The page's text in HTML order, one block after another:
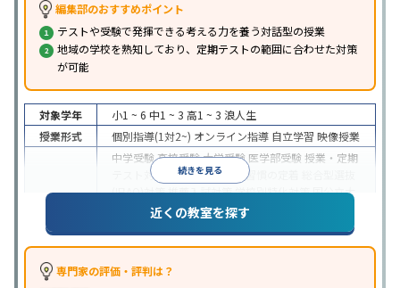
編集部のおすすめポイント
テストや受験で発揮できる考える力を養う対話型の授業
地域の学校を熟知しており、定期テストの範囲に合わせた対策
が可能
続きを見る
対象学年 小1 ~ 6 中1 ~ 3 高1 ~ 3 浪人生
授業形式
個別指導(1対2~) オンライン指導 自立学習 映像授業
中学受験高校受験大学受験 医学部受験 授業・定期
テスト対策
内申点対策 学習習慣の定着
(旧AO)対策推薦入試対策学校別特化対策国公立大
私大対策共通テスト対策
英語・英会話特化
中高一貫校生に対応
の振替可能 不登校生に対応
近くの教室を探す
専門家の評価・評判は？